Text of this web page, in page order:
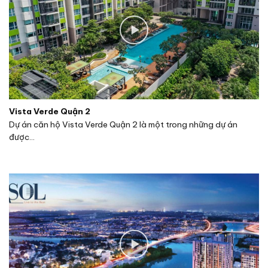
Phối cảnh bên Sông Sài Gòn dự án căn hộ chung cư Define
Quận 2 Đường Thạnh Mỹ Lợi chủ đầu tư Captaland
Vị trí: số 2 Phan Văn Đáng, phường Thạnh Mỹ Lợi,
Quận 2, TP.HCM.
Xem thêm thông tin dự án Define
2. DỰ ÁN ĐÃ BÀN GIAO
STT TÊN DỰ ÁN VỊ TRÍ
DIỆN
TÍCH
THÔNG
TIN CHI
TIẾT
Vista Verde Quận 2
Dự án căn hộ Vista Verde Quận 2 là một trong những dự án
được...